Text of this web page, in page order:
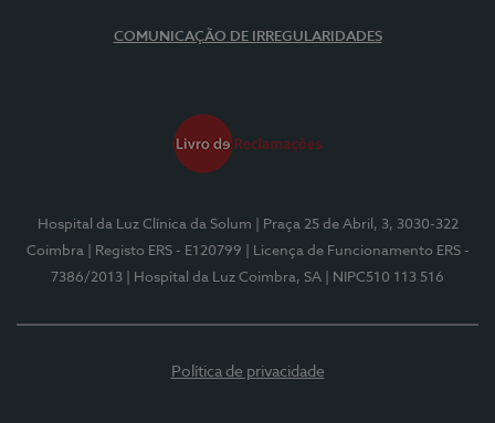
COMUNICAÇÃO DE IRREGULARIDADES
Hospital da Luz Clínica da Solum
| Praça 25 de Abril, 3, 3030-322
Coimbra
| Registo ERS - E120799
| Licença de Funcionamento ERS -
7386/2013
| Hospital da Luz Coimbra, SA | NIPC510 113 516
Política de privacidade